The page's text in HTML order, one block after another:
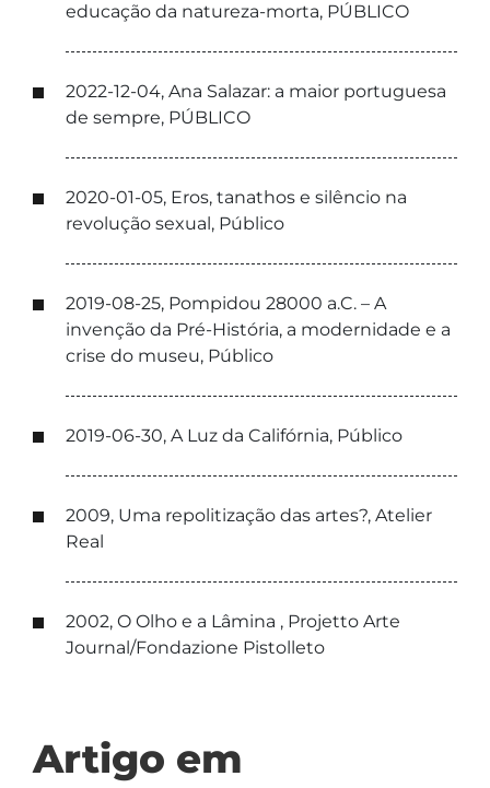
educação da natureza-morta, PÚBLICO
2022-12-04, Ana Salazar: a maior portuguesa
de sempre, PÚBLICO
2020-01-05, Eros, tanathos e silêncio na
revolução sexual, Público
2019-08-25, Pompidou 28000 a.C. – A
invenção da Pré-História, a modernidade e a
crise do museu, Público
2019-06-30, A Luz da Califórnia, Público
2009, Uma repolitização das artes?, Atelier
Real
2002, O Olho e a Lâmina , Projetto Arte
Journal/Fondazione Pistolleto
Artigo em